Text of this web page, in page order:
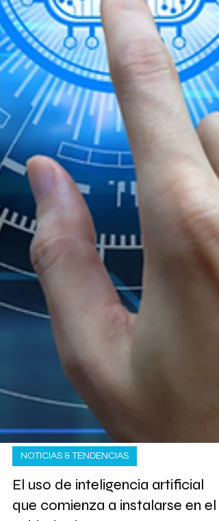
NOTICIAS & TENDENCIAS
El uso de inteligencia artificial